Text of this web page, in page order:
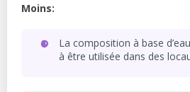
Moins:
La composition à base
à être utilisée dans des